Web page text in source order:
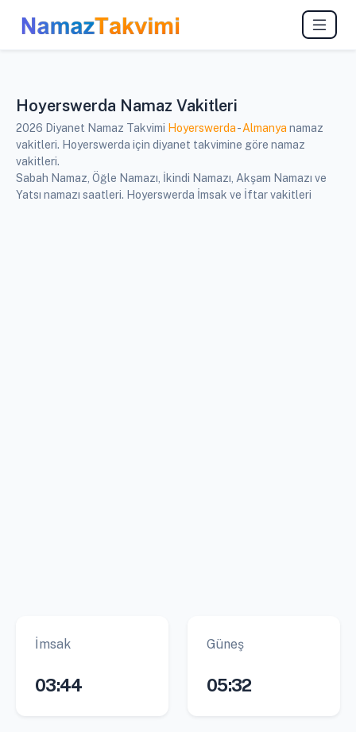
Hoyerswerda Namaz Vakitleri
2026 Diyanet Namaz Takvimi Hoyerswerda-Almanya namaz
vakitleri. Hoyerswerda için diyanet takvimine göre namaz
vakitleri.
Sabah Namaz, Öğle Namazı, İkindi Namazı, Akşam Namazı ve
Yatsı namazı saatleri. Hoyerswerda İmsak ve İftar vakitleri
İmsak
03:44
Güneş
05:32